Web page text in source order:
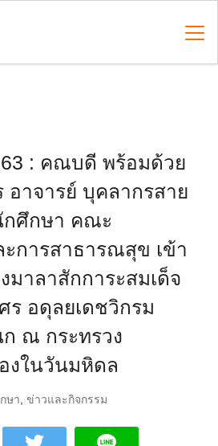
: คณบดี พร้อมด้วย
าจารย์ บุคลากรสาย
ศึกษา คณะ
การสาธารณสุข เข้า
มาลาสักการะสมเด็จ
ร อดุลยเดชวิกรม
ณ กระทรวง
งในวันมหิดล
ษา ข่าวและกิจกรรม